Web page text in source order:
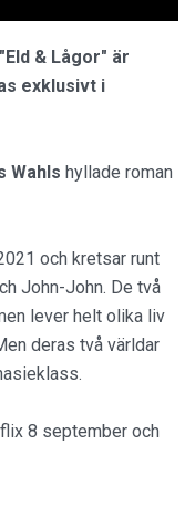
& Lågor" är
exklusivt i
Wahls hyllade roman
och kretsar runt
John-John. De två
lever helt olika liv
deras två världar
8 september och